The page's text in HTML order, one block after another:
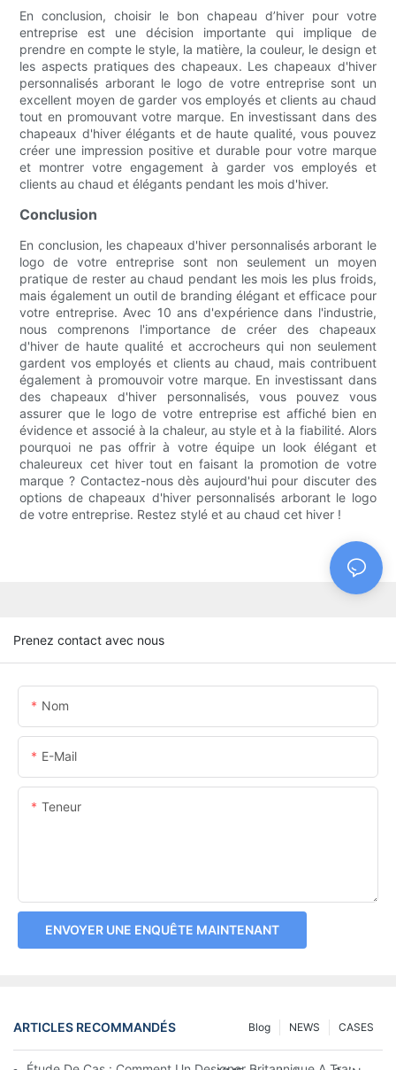
En conclusion, choisir le bon chapeau d’hiver pour votre
entreprise est une décision importante qui implique de
prendre en compte le style, la matière, la couleur, le design et
les aspects pratiques des chapeaux. Les chapeaux d'hiver
personnalisés arborant le logo de votre entreprise sont un
excellent moyen de garder vos employés et clients au chaud
tout en promouvant votre marque. En investissant dans des
chapeaux d'hiver élégants et de haute qualité, vous pouvez
créer une impression positive et durable pour votre marque
et montrer votre engagement à garder vos employés et
clients au chaud et élégants pendant les mois d'hiver.
Conclusion
En conclusion, les chapeaux d'hiver personnalisés arborant le
logo de votre entreprise sont non seulement un moyen
pratique de rester au chaud pendant les mois les plus froids,
mais également un outil de branding élégant et efficace pour
votre entreprise. Avec 10 ans d'expérience dans l'industrie,
nous comprenons l'importance de créer des chapeaux
d'hiver de haute qualité et accrocheurs qui non seulement
gardent vos employés et clients au chaud, mais contribuent
également à promouvoir votre marque. En investissant dans
des chapeaux d'hiver personnalisés, vous pouvez vous
assurer que le logo de votre entreprise est affiché bien en
évidence et associé à la chaleur, au style et à la fiabilité. Alors
pourquoi ne pas offrir à votre équipe un look élégant et
chaleureux cet hiver tout en faisant la promotion de votre
marque ? Contactez-nous dès aujourd'hui pour discuter des
options de chapeaux d'hiver personnalisés arborant le logo
de votre entreprise. Restez stylé et au chaud cet hiver !
Prenez contact avec nous
Nom
E-Mail
Teneur
ENVOYER UNE ENQUÊTE MAINTENANT
ARTICLES RECOMMANDÉS CASES
NEWS
Blog